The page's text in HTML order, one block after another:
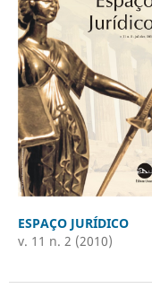
ESPAÇO JURÍDICO
v. 11 n. 2 (2010)